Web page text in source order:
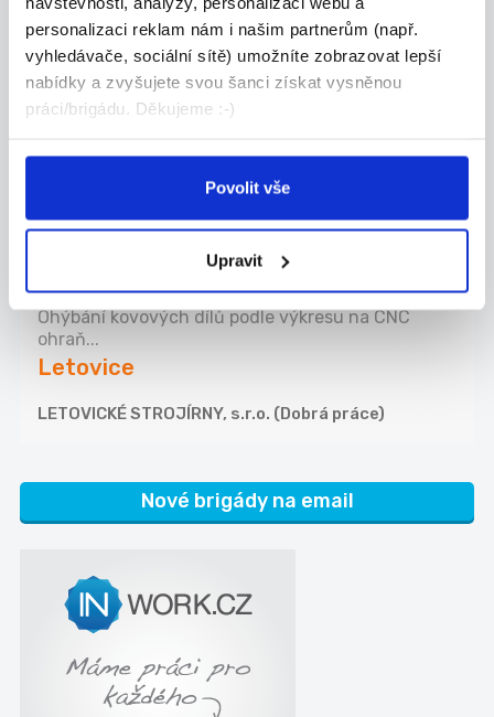
personalizaci reklam nám i našim partnerům (např.
vyhledávače, sociální sítě) umožníte zobrazovat lepší
nabídky a zvyšujete svou šanci získat vysněnou
práci/brigádu. Děkujeme :-)
Povolit vše
Upravit
mzda od 45 000 Kč/měsíc
POKORNY FLEX s.r.o. Baví Vás technický obchod, ...
Blansko
Obsluha CNC ohraňovacího
lisu
Ohýbání kovových dílů podle výkresu na CNC
ohraň...
Letovice
LETOVICKÉ STROJÍRNY, s.r.o. (Dobrá práce)
Nové brigády na email